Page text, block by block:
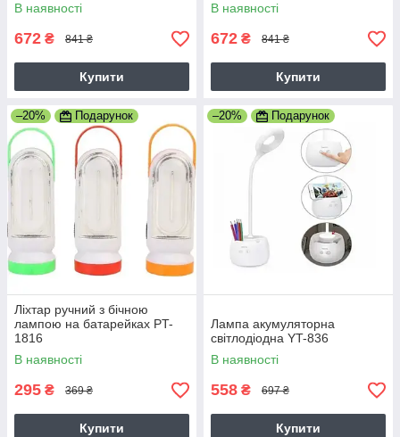
В наявності
672 ₴ 841 ₴
Купити
В наявності
672 ₴ 841 ₴
Купити
–20% Подарунок
Ліхтар ручний з бічною
лампою на батарейках PT-
1816
В наявності
295 ₴ 369 ₴
Купити
–20% Подарунок
Лампа акумуляторна
світлодіодна YT-836
В наявності
558 ₴ 697 ₴
Купити